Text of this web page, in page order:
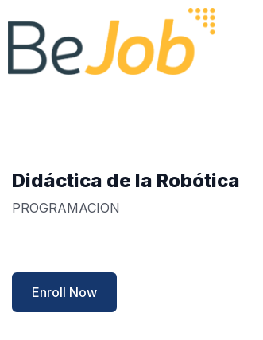
Didáctica de la Robótica
PROGRAMACION
Enroll Now